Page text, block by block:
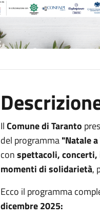
IlComune di Taranto
del programma"Natale
conspettacoli,
momenti di solidarietà,
Ecco il programma
dicembre 2025: